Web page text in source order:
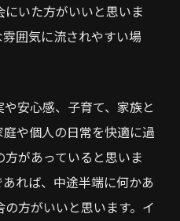
いた方がいいと思いま
囲気に流されやすい場
安心感、子育て、家族と
や個人の日常を快適に過
があっていると思いま
れば、中途半端に何かあ
方がいいと思います。イ